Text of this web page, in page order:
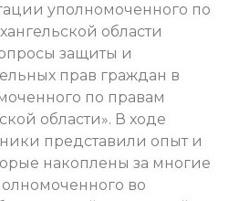
уполномоченного по
области
защиты и
прав граждан в
по правам
области». В ходе
представили опыт и
накоплены за многие
во